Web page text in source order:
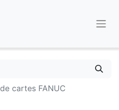
cartes FANUC